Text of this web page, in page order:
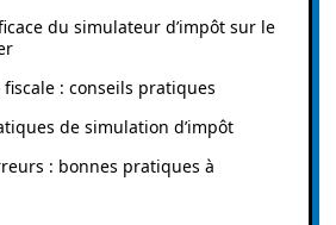
du simulateur d’impôt sur le
: conseils pratiques
de simulation d’impôt
: bonnes pratiques à